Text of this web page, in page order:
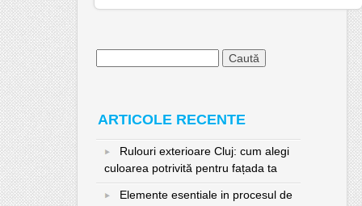
ARTICOLE RECENTE
Rulouri exterioare Cluj: cum alegi
culoarea potrivită pentru fațada ta
Elemente esentiale in procesul de